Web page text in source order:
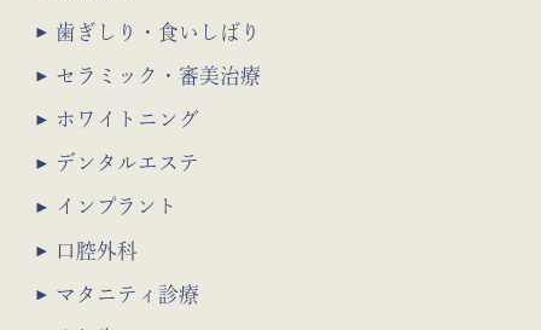
セラミック・審美治療
ホワイトニング
デンタルエステ
インプラント
口腔外科
マタニティ診療
歯ぎしり・食いしばり